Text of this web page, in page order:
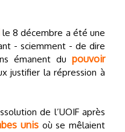
le 8 décembre a été une
- sciemment - de dire
émanent du pouvoir
justifier la répression à
de l’UOIF après
unisoù se mêlaient